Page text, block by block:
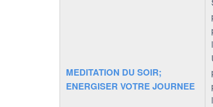
MEDITATION DU SOIR;
ENERGISER VOTRE JOURNEE